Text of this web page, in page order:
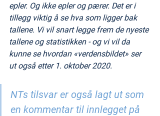
epler. Og ikke epler og pærer. Det er i
tillegg viktig å se hva som ligger bak
tallene. Vi vil snart legge frem de nyeste
tallene og statistikken - og vi vil da
kunne se hvordan «verdensbildet» ser
ut også etter 1. oktober 2020.
NTs tilsvar er også lagt ut som
en kommentar til innlegget på